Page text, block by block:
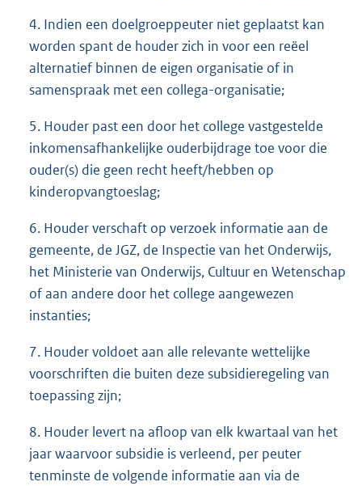
4. Indien een doelgroeppeuter niet geplaatst kan
worden spant de houder zich in voor een reëel
alternatief binnen de eigen organisatie of in
samenspraak met een collega-organisatie;
5. Houder past een door het college vastgestelde
inkomensafhankelijke ouderbijdrage toe voor die
ouder(s) die geen recht heeft/hebben op
kinderopvangtoeslag;
6. Houder verschaft op verzoek informatie aan de
gemeente, de JGZ, de Inspectie van het Onderwijs,
het Ministerie van Onderwijs, Cultuur en Wetenschap
of aan andere door het college aangewezen
instanties;
7. Houder voldoet aan alle relevante wettelijke
voorschriften die buiten deze subsidieregeling van
toepassing zijn;
8. Houder levert na afloop van elk kwartaal van het
jaar waarvoor subsidie is verleend, per peuter
tenminste de volgende informatie aan via de